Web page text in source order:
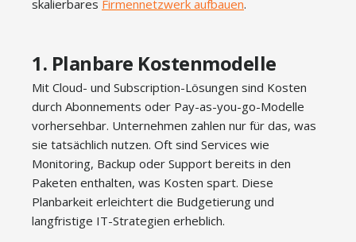
skalierbares Firmennetzwerk aufbauen.
1. Planbare Kostenmodelle
Mit Cloud- und Subscription-Lösungen sind Kosten
durch Abonnements oder Pay-as-you-go-Modelle
vorhersehbar. Unternehmen zahlen nur für das, was
sie tatsächlich nutzen. Oft sind Services wie
Monitoring, Backup oder Support bereits in den
Paketen enthalten, was Kosten spart. Diese
Planbarkeit erleichtert die Budgetierung und
langfristige IT-Strategien erheblich.